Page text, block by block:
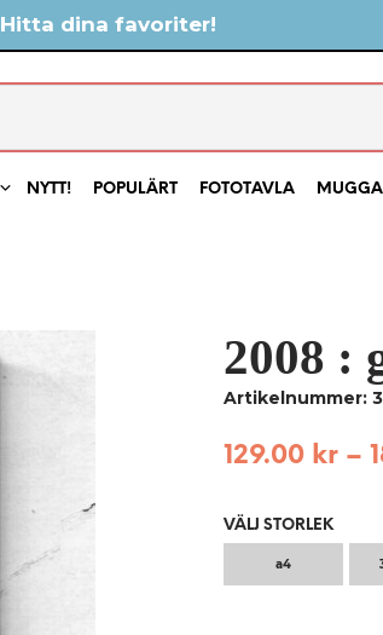
Hitta dina favoriter!
NYTT! POPULÄRT FOTOTAVLA
2008 :
Artikelnummer:
129.00 kr –
VÄLJ STORLEK
a4